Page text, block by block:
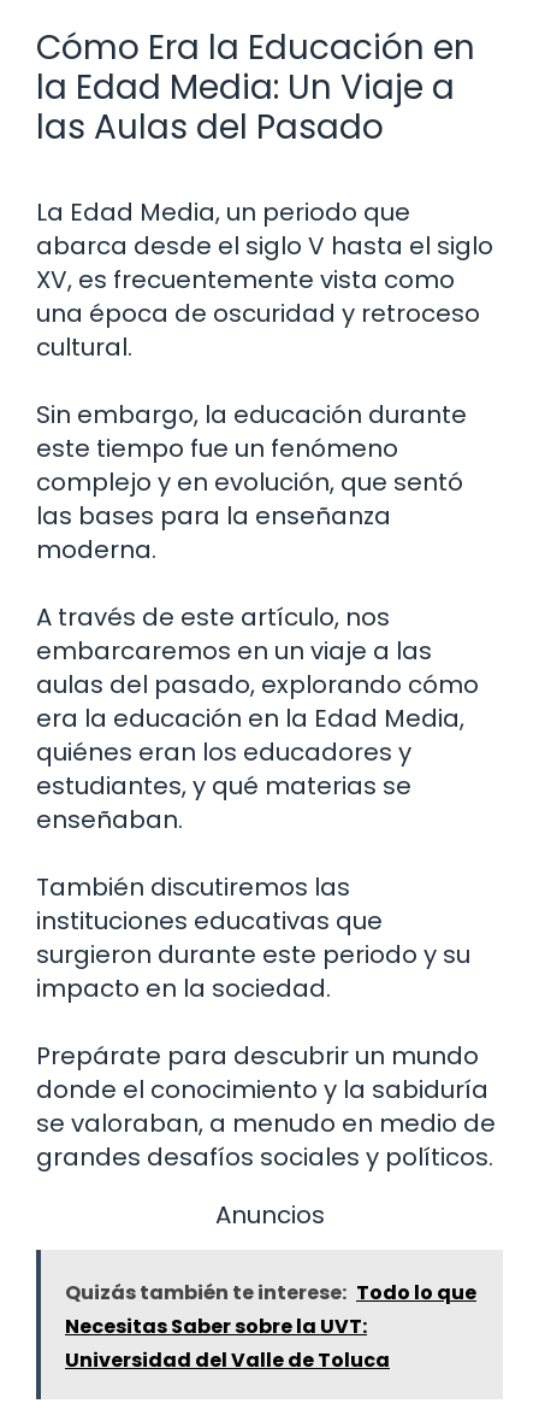
Cómo Era la Educación en
la Edad Media: Un Viaje a
las Aulas del Pasado
La Edad Media, un periodo que
abarca desde el siglo V hasta el siglo
XV, es frecuentemente vista como
una época de oscuridad y retroceso
cultural.
Sin embargo, la educación durante
este tiempo fue un fenómeno
complejo y en evolución, que sentó
las bases para la enseñanza
moderna.
A través de este artículo, nos
embarcaremos en un viaje a las
aulas del pasado, explorando cómo
era la educación en la Edad Media,
quiénes eran los educadores y
estudiantes, y qué materias se
enseñaban.
También discutiremos las
instituciones educativas que
surgieron durante este periodo y su
impacto en la sociedad.
Prepárate para descubrir un mundo
donde el conocimiento y la sabiduría
se valoraban, a menudo en medio de
grandes desafíos sociales y políticos.
Anuncios
Quizás también te interese: Todo lo que
Necesitas Saber sobre la UVT:
Universidad del Valle de Toluca